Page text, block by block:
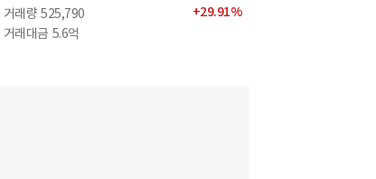
거래량 525,790
거래대금 5.6억
+29.91%